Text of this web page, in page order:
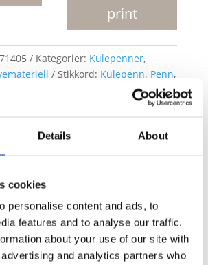
Details About
cookies
personalise content and ads, to
features and to analyse our traffic.
about your use of our site with
and analytics partners who
print
Kategorier: Kulepenner,
Stikkord: Kulepenn, Penn,
uten print
om produkt med print